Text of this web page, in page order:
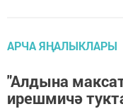
АРЧА ЯҢАЛЫКЛАРЫ
"Алдына
ирешмичә